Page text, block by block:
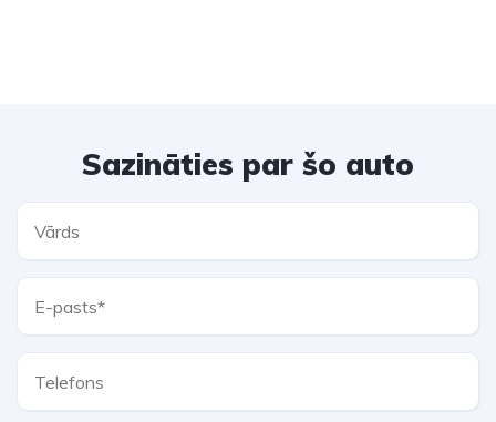
Sazināties par šo auto